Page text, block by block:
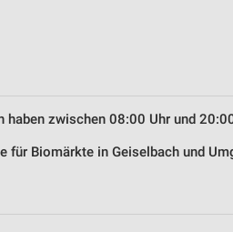
haben zwischen 08:00 Uhr und
für Biomärkte in Geiselbach und